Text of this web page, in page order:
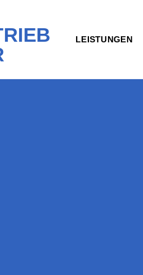
LEISTUNGEN